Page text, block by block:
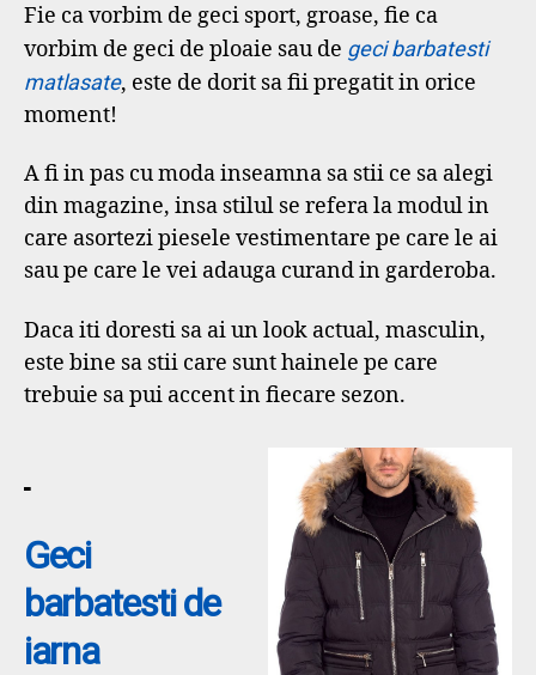
Fie ca vorbim de geci sport, groase, fie ca
vorbim de geci de ploaie sau de geci barbatesti
matlasate, este de dorit sa fii pregatit in orice
moment!
A fi in pas cu moda inseamna sa stii ce sa alegi
din magazine, insa stilul se refera la modul in
care asortezi piesele vestimentare pe care le ai
sau pe care le vei adauga curand in garderoba.
Daca iti doresti sa ai un look actual, masculin,
este bine sa stii care sunt hainele pe care
trebuie sa pui accent in fiecare sezon.
Geci
barbatesti de
iarna